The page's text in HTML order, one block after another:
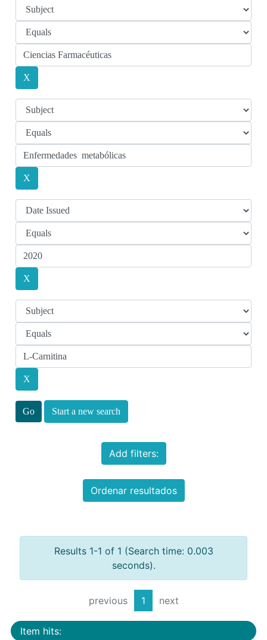
Start a new search
Add filters:
Ordenar resultados
Results 1-1 of 1 (Search time: 0.003
seconds).
previous 1 next
Item hits: